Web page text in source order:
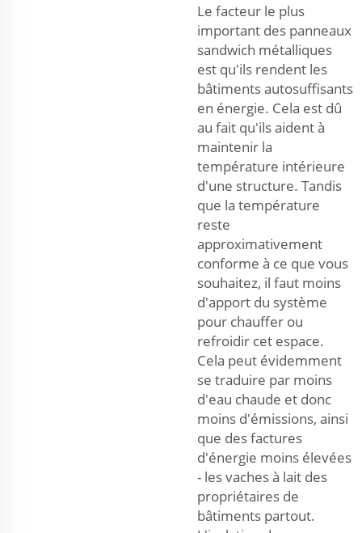
Le facteur le plus
important des panneaux
sandwich métalliques
est qu'ils rendent les
bâtiments autosuffisants
en énergie. Cela est dû
au fait qu'ils aident à
maintenir la
température intérieure
d'une structure. Tandis
que la température
reste
approximativement
conforme à ce que vous
souhaitez, il faut moins
d'apport du système
pour chauffer ou
refroidir cet espace.
Cela peut évidemment
se traduire par moins
d'eau chaude et donc
moins d'émissions, ainsi
que des factures
d'énergie moins élevées
- les vaches à lait des
propriétaires de
bâtiments partout.